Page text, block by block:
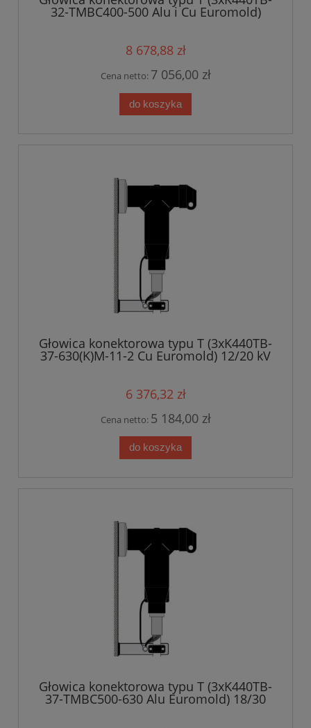
32-TMBC400-500 Alu i Cu Euromold)
8 678,88 zł
Cena netto: 7 056,00 zł
do koszyka
Głowica konektorowa typu T (3xK440TB-
37-630(K)M-11-2 Cu Euromold) 12/20 kV
6 376,32 zł
Cena netto: 5 184,00 zł
do koszyka
Głowica konektorowa typu T (3xK440TB-
37-TMBC500-630 Alu Euromold) 18/30